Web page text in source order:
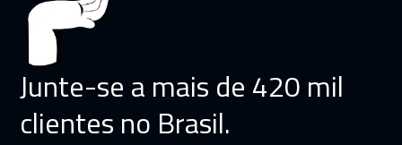
Junte-se a mais de 420 mil
clientes no Brasil.